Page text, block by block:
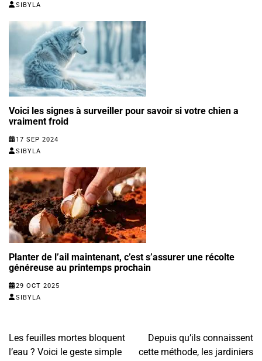
SIBYLA
Voici les signes à surveiller pour savoir si votre chien a
vraiment froid
17 SEP 2024
SIBYLA
Planter de l’ail maintenant, c’est s’assurer une récolte
généreuse au printemps prochain
29 OCT 2025
SIBYLA
Navigation
de
Les feuilles mortes bloquent
l’eau ? Voici le geste simple
Depuis qu’ils connaissent
cette méthode, les jardiniers